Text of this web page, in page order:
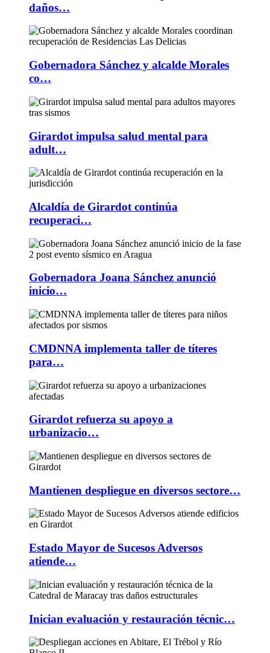
daños…
Gobernadora Sánchez y alcalde Morales
co…
Girardot impulsa salud mental para
adult…
Alcaldía de Girardot continúa
recuperaci…
Gobernadora Joana Sánchez anunció
inicio…
CMDNNA implementa taller de títeres
para…
Girardot refuerza su apoyo a
urbanizacio…
Mantienen despliegue en diversos sectore…
Estado Mayor de Sucesos Adversos
atiende…
Inician evaluación y restauración técnic…